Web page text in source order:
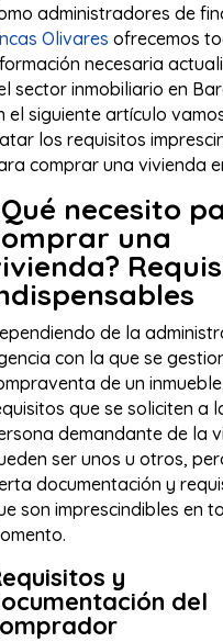
administradores de
Olivares ofrecemos
necesaria
sector inmobiliario en
el siguiente artículo
los requisitos
comprar una vivienda
necesito
una
de la
con la que se
de un
que se soliciten a
demandante de la
ser unos u otros,
documentación y
son imprescindibles en
y
del